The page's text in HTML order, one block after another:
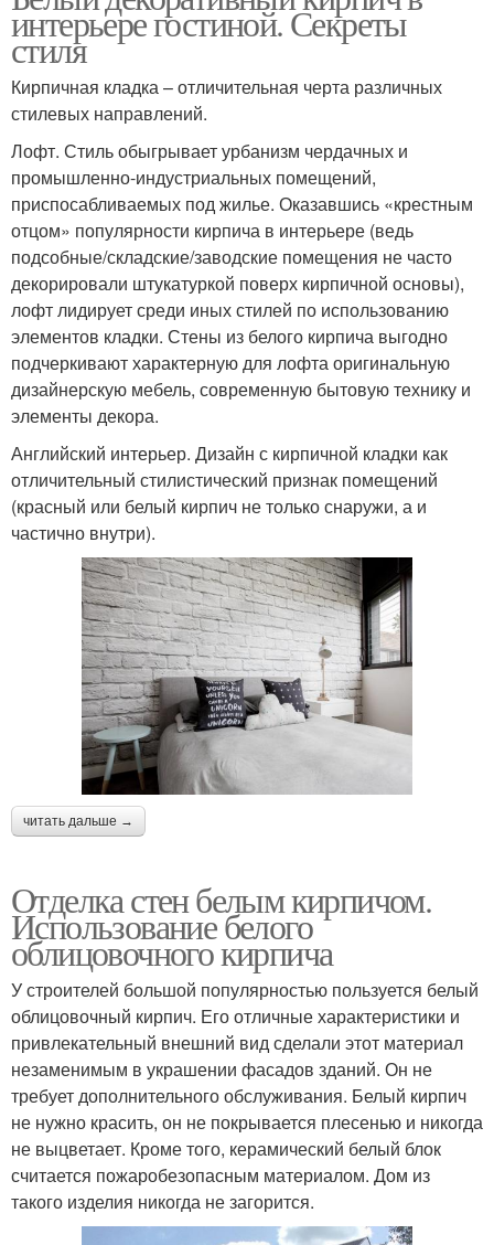
интерьере гостиной. Секреты
стиля
Кирпичная кладка – отличительная черта различных
стилевых направлений.
Лофт. Стиль обыгрывает урбанизм чердачных и
промышленно-индустриальных помещений,
приспосабливаемых под жилье. Оказавшись «крестным
отцом» популярности кирпича в интерьере (ведь
подсобные/складские/заводские помещения не часто
декорировали штукатуркой поверх кирпичной основы),
лофт лидирует среди иных стилей по использованию
элементов кладки. Стены из белого кирпича выгодно
подчеркивают характерную для лофта оригинальную
дизайнерскую мебель, современную бытовую технику и
элементы декора.
Английский интерьер. Дизайн с кирпичной кладки как
отличительный стилистический признак помещений
(красный или белый кирпич не только снаружи, а и
частично внутри).
читать дальше →
Отделка стен белым кирпичом.
Использование белого
облицовочного кирпича
У строителей большой популярностью пользуется белый
облицовочный кирпич. Его отличные характеристики и
привлекательный внешний вид сделали этот материал
незаменимым в украшении фасадов зданий. Он не
требует дополнительного обслуживания. Белый кирпич
не нужно красить, он не покрывается плесенью и никогда
не выцветает. Кроме того, керамический белый блок
считается пожаробезопасным материалом. Дом из
такого изделия никогда не загорится.